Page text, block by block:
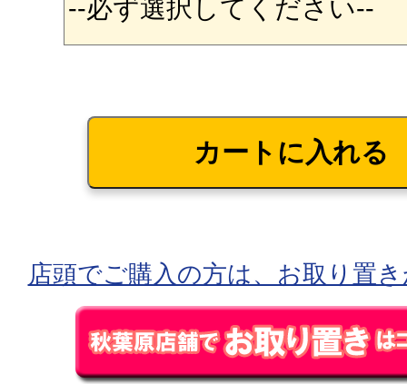
店頭でご購入の方は、お取り置